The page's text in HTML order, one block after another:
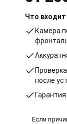
Что входит
Камера
после
Если